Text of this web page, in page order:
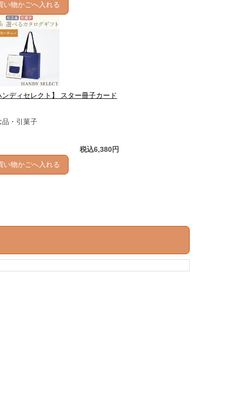
い物かごへ入れる
ンディセレクト】 スター冊子カード
品・引菓子
税込6,380円
い物かごへ入れる